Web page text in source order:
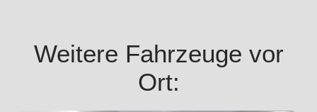
Weitere Fahrzeuge vor
Ort: